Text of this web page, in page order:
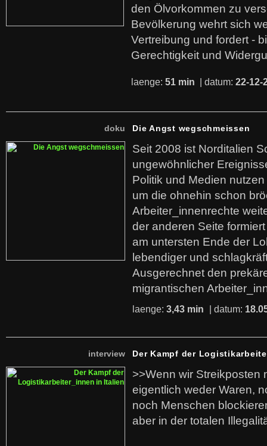
den Ölvorkommen zu
Bevölkerung wehrt sich
Vertreibung und fordert -
Gerechtigkeit und
laenge: 51 min | datum: 22-12-
doku Die Angst wegschmeissen
Seit 2008 ist Norditalien
ungewöhnlicher
Politik und Medien
um die ohnehin schon
Arbeiter_innenrechte
der anderen Seite
am untersten Ende der
lebendiger und
Ausgerechnet den
migrantischen
laenge: 3,43 min | datum:
interview Der Kampf der
>>Wenn wir Streikposten
eigentlich weder Waren,
noch Menschen
aber in der totalen